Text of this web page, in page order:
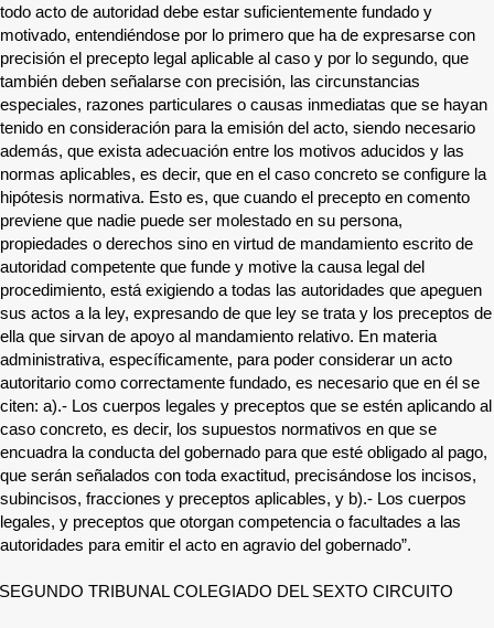
todo acto de autoridad debe estar suficientemente fundado y
motivado, entendiéndose por lo primero que ha de expresarse con
precisión el precepto legal aplicable al caso y por lo segundo, que
también deben señalarse con precisión, las circunstancias
especiales, razones particulares o causas inmediatas que se hayan
tenido en consideración para la emisión del acto, siendo necesario
además, que exista adecuación entre los motivos aducidos y las
normas aplicables, es decir, que en el caso concreto se configure la
hipótesis normativa. Esto es, que cuando el precepto en comento
previene que nadie puede ser molestado en su persona,
propiedades o derechos sino en virtud de mandamiento escrito de
autoridad competente que funde y motive la causa legal del
procedimiento, está exigiendo a todas las autoridades que apeguen
sus actos a la ley, expresando de que ley se trata y los preceptos de
ella que sirvan de apoyo al mandamiento relativo. En materia
administrativa, específicamente, para poder considerar un acto
autoritario como correctamente fundado, es necesario que en él se
citen: a).- Los cuerpos legales y preceptos que se estén aplicando al
caso concreto, es decir, los supuestos normativos en que se
encuadra la conducta del gobernado para que esté obligado al pago,
que serán señalados con toda exactitud, precisándose los incisos,
subincisos, fracciones y preceptos aplicables, y b).- Los cuerpos
legales, y preceptos que otorgan competencia o facultades a las
autoridades para emitir el acto en agravio del gobernado”.
SEGUNDO TRIBUNAL COLEGIADO DEL SEXTO CIRCUITO